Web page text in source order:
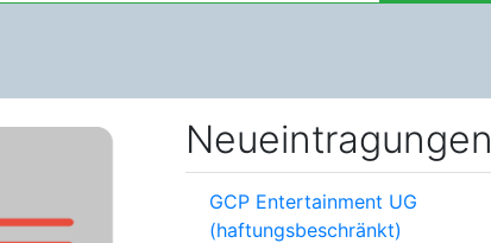
Neueintragungen
GCP Entertainment UG
(haftungsbeschränkt)